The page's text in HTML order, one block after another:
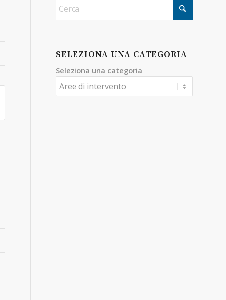
SELEZIONA UNA CATEGORIA
Seleziona una categoria